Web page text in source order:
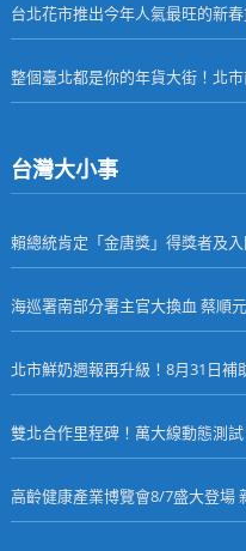
台北花市推出今年人氣最旺的新
整個臺北都是你的年貨大街！北
台灣大小事
賴總統肯定「金唐獎」得獎者及
海巡署南部分署主官大換血 蔡順
北市鮮奶週報再升級！8月31日補
雙北合作里程碑！萬大線動態測
高齡健康產業博覽會8/7盛大登場